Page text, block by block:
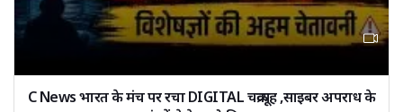
C News भारत के मंच पर रचा DIGITAL चक्रव्यूह ,साइबर अपराध के